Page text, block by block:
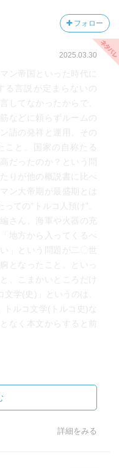
々の姿を書いたアルバ
うに。
ム教国でありながら、
バルカンに位置する国
た。
ラビア構成国や、オス
ト連邦の支配下にあっ
つか見つかった。
リシャの近代作家の日
い。
フォロー
2025.03.30
ン帝国といった時代に
る言説が定まらないの
してなかったからで、
などに頼らずルームの
語の発祥と運用、その
こと。国家の自称たる
だったのか？という問
りが他の概説書に比べ
ン大帝期が最盛期とは
ての"トルコ人預け"。
さん、海軍や火器の充
地方から入ってくるべ
」という問題が二〇世
となったこと。といっ
、こまかいところだけ
学(史)」というのは、
ルコ文学(トルコ史)な
なく本文からすると前
詳細をみる